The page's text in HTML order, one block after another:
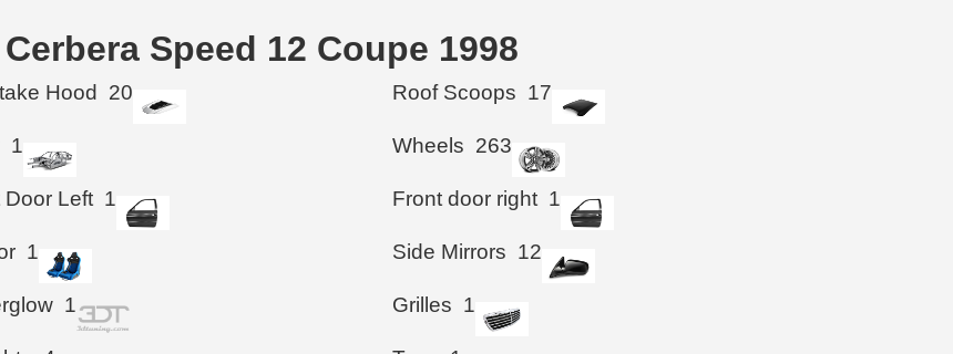
Speed 12 Coupe 1998
Hood 20 Roof Scoops 17
1 Wheels 263
Door Left 1 Front door right 1
1 Side Mirrors 12
1 Grilles 1